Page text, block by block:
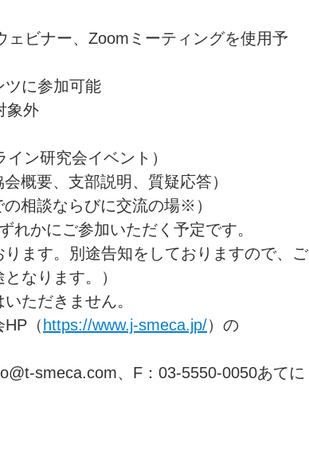
ビナー、Zoomミーティングを使用予
ツに参加可能
象外
ン研究会イベント）
要、支部説明、質疑応答）
相談ならびに交流の場※）
かにご参加いただく予定です。
ます。別途告知をしておりますので、ご
なります。）
ただきません。
（https://www.j-smeca.jp/）の
smeca.com、F：03-5550-0050あてに